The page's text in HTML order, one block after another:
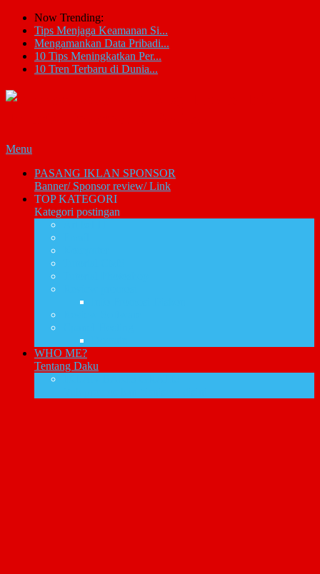
Now Trending:
Tips Menjaga Keamanan Si...
Mengamankan Data Pribadi...
10 Tips Meningkatkan Per...
10 Tren Terbaru di Dunia...
Menu
PASANG IKLAN SPONSOR
Banner/ Sponsor review/ Link
TOP KATEGORI
Kategori postingan
WHO ME?
Tentang Daku